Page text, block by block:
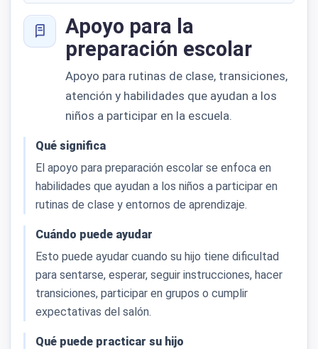
Apoyo para la
preparación escolar
Apoyo para rutinas de clase, transiciones,
atención y habilidades que ayudan a los
niños a participar en la escuela.
Qué significa
El apoyo para preparación escolar se enfoca en
habilidades que ayudan a los niños a participar en
rutinas de clase y entornos de aprendizaje.
Cuándo puede ayudar
Esto puede ayudar cuando su hijo tiene dificultad
para sentarse, esperar, seguir instrucciones, hacer
transiciones, participar en grupos o cumplir
expectativas del salón.
Qué puede practicar su hijo